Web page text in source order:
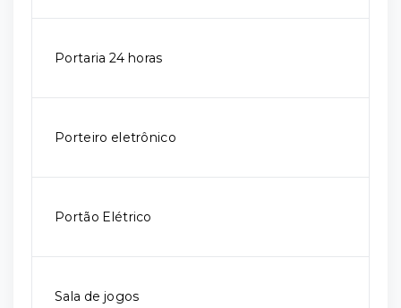
Portaria 24 horas
Porteiro eletrônico
Portão Elétrico
Sala de jogos